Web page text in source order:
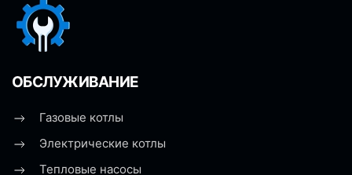
ОБСЛУЖИВАНИЕ
Газовые котлы
Электрические котлы
Тепловые насосы